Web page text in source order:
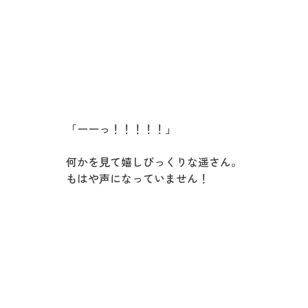
「ーーっ！！！！！」
何かを見て嬉しびっくりな遥さん。
もはや声になっていません！